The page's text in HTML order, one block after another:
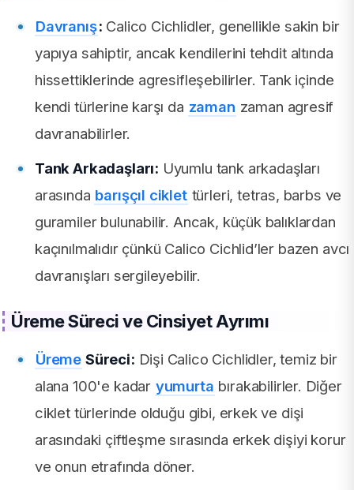
Davranış: Calico Cichlidler, genellikle sakin bir
yapıya sahiptir, ancak kendilerini tehdit altında
hissettiklerinde agresifleşebilirler. Tank içinde
kendi türlerine karşı da zaman zaman agresif
davranabilirler.
Tank Arkadaşları: Uyumlu tank arkadaşları
arasında barışçıl ciklet türleri, tetras, barbs ve
guramiler bulunabilir. Ancak, küçük balıklardan
kaçınılmalıdır çünkü Calico Cichlid’ler bazen avcı
davranışları sergileyebilir.
Üreme Süreci ve Cinsiyet Ayrımı
Üreme Süreci: Dişi Calico Cichlidler, temiz bir
alana 100'e kadar yumurta bırakabilirler. Diğer
ciklet türlerinde olduğu gibi, erkek ve dişi
arasındaki çiftleşme sırasında erkek dişiyi korur
ve onun etrafında döner.